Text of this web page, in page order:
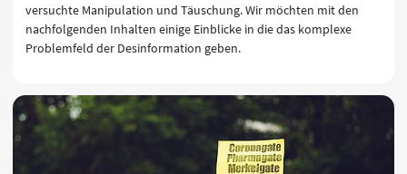
versuchte Manipulation und Täuschung. Wir möchten mit den
nachfolgenden Inhalten einige Einblicke in die das komplexe
Problemfeld der Desinformation geben.